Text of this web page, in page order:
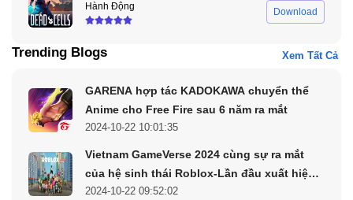
Hành Động Download
Trending Blogs Xem Tất Cả
GARENA hợp tác KADOKAWA chuyển thể
Anime cho Free Fire sau 6 năm ra mắt
2024-10-22 10:01:35
Vietnam GameVerse 2024 cùng sự ra mắt
của hệ sinh thái Roblox-Lần đầu xuất hiện
tại Việt Nam
2024-10-22 09:52:02